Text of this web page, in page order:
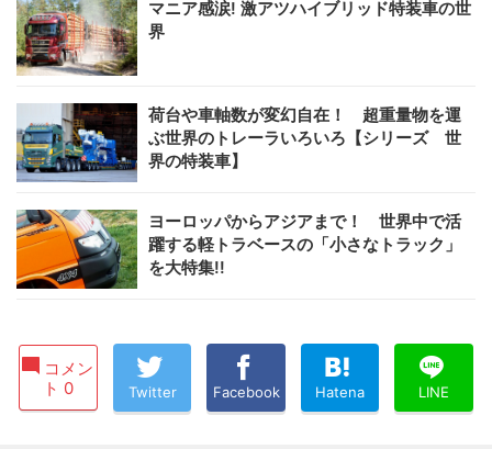
マニア感涙! 激アツハイブリッド特装車の世
界
荷台や車軸数が変幻自在！ 超重量物を運
ぶ世界のトレーラいろいろ【シリーズ 世
界の特装車】
ヨーロッパからアジアまで！ 世界中で活
躍する軽トラベースの「小さなトラック」
を大特集!!
コメン
ト 0
Twitter Facebook Hatena LINE